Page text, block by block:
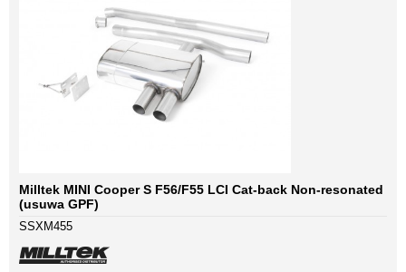
Milltek MINI Cooper S F56/F55 LCI Cat-back Non-resonated
(usuwa GPF)
SSXM455